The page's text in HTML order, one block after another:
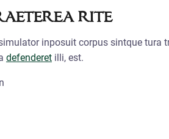
rite
inposuit corpus sintque tura
defenderet illi, est.